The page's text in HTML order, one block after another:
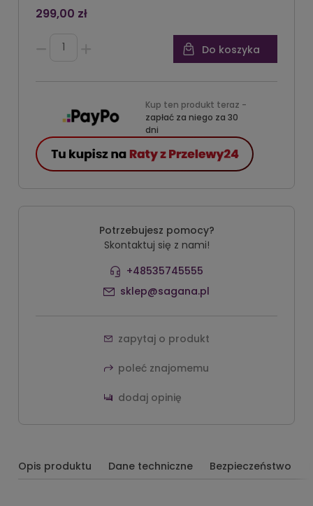
299,00 zł
Do koszyka
Kup ten produkt teraz -
zapłać za niego za 30
dni
Potrzebujesz pomocy?
Skontaktuj się z nami!
+48535745555
sklep@sagana.pl
zapytaj o produkt
poleć znajomemu
dodaj opinię
Opis produktu Dane techniczne Bezpieczeństwo